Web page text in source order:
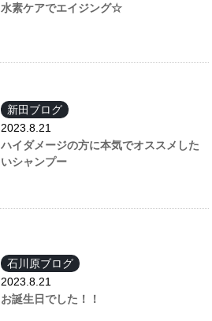
水素ケアでエイジング☆
新田ブログ
2023.8.21
ハイダメージの方に本気でオススメした
いシャンプー
石川原ブログ
2023.8.21
お誕生日でした！！